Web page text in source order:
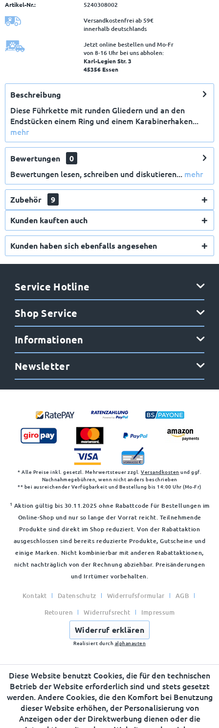
Artikel-Nr.:
5240308002
Versandkostenfrei ab 59€
innerhalb deutschlands
Jetzt online bestellen und Mo-Fr
von 8‑16 Uhr bei uns abholen:
Karl-Legien Str. 3
45356 Essen
Beschreibung
Diese Führkette mit runden Gliedern und an den
Endstücken einem Ring und einem Karabinerhaken...
mehr
Bewertungen 0
Bewertungen lesen, schreiben und diskutieren... mehr
Zubehör
9
Kunden kauften auch
Kunden haben sich ebenfalls angesehen
X
E-Mail
Service Hotline
Shop Service
Informationen
Newsletter
* Alle Preise inkl. gesetzl. Mehrwertsteuer zzgl. Versandkosten und ggf.
Nachnahmegebühren, wenn nicht anders beschrieben
** bei ausreichender Verfügbarkeit und Bestellung bis 14:00 Uhr (Mo-Fr)
1 Aktion gültig bis 30.11.2025 ohne Rabattcode für Bestellungen im
Online-Shop und nur so lange der Vorrat reicht. Teilnehmende
Produkte sind direkt im Shop reduziert. Von der Rabattaktion
ausgeschlossen sind bereits reduzierte Produkte, Gutscheine und
einige Marken. Nicht kombinierbar mit anderen Rabattaktionen,
nicht nachträglich von der Rechnung abziehbar. Preisänderungen
und Irrtümer vorbehalten.
Kontakt Datenschutz Widerrufsformular
AGB
Retouren
Widerrufsrecht Impressum
Widerruf erklären
Realisiert durch alphanauten
Diese Website benutzt Cookies, die für den technischen
Betrieb der Website erforderlich sind und stets gesetzt
werden. Andere Cookies, die den Komfort bei Benutzung
dieser Website erhöhen, der Personalisierung von
Anzeigen oder der Direktwerbung dienen oder die